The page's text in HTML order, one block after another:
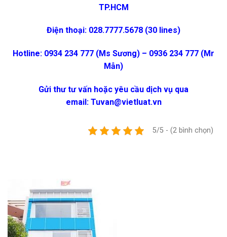
TP.HCM
Điện thoại: 028.7777.5678 (30 lines)
Hotline: 0934 234 777 (Ms Sương) – 0936 234 777 (Mr
Mẫn)
Gửi thư tư vấn hoặc yêu cầu dịch vụ qua
email: Tuvan@vietluat.vn
5/5 - (2 bình chọn)